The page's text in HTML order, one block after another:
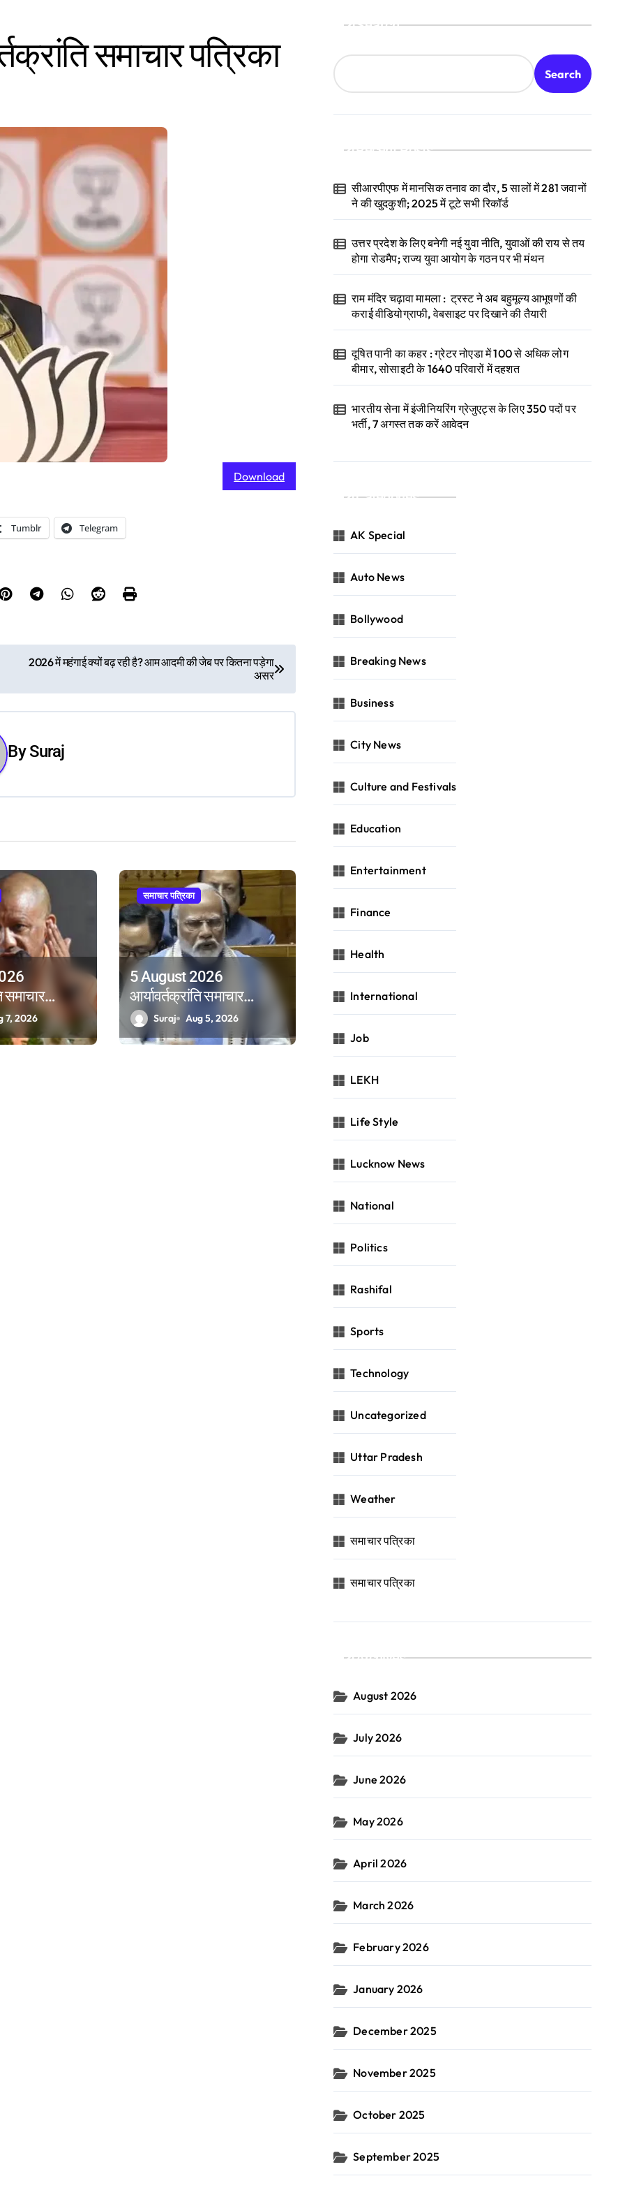
समाचार पत्रिका
Download
Tumblr Telegram
2026 में महंगाई क्यों बढ़ रही है? आम आदमी की जेब पर कितना पड़ेगा
असर
BySuraj
समाचार
7, 2026
समाचार पत्रिका
5 August 2026
आर्यावर्तक्रांति समाचार
पत्रिका
Suraj Aug 5, 2026
Search
Search
Recent Posts
सीआरपीएफ में मानसिक तनाव का दौर, 5 सालों में 281 जवानों
ने की खुदकुशी; 2025 में टूटे सभी रिकॉर्ड
उत्तर प्रदेश के लिए बनेगी नई युवा नीति, युवाओं की राय से तय
होगा रोडमैप; राज्य युवा आयोग के गठन पर भी मंथन
राम मंदिर चढ़ावा मामला : ट्रस्ट ने अब बहुमूल्य आभूषणों की
कराई वीडियोग्राफी, वेबसाइट पर दिखाने की तैयारी
दूषित पानी का कहर : ग्रेटर नोएडा में 100 से अधिक लोग
बीमार, सोसाइटी के 1640 परिवारों में दहशत
भारतीय सेना में इंजीनियरिंग ग्रेजुएट्स के लिए 350 पदों पर
भर्ती, 7 अगस्त तक करें आवेदन
Categories
AK Special
Auto News
Bollywood
Breaking News
Business
City News
Culture and Festivals
Education
Entertainment
Finance
Health
International
Job
LEKH
Life Style
Lucknow News
National
Politics
Rashifal
Sports
Technology
Uncategorized
Uttar Pradesh
Weather
समाचार पत्रिका
समाचार पत्रिका
Archives
August 2026
July 2026
June 2026
May 2026
April 2026
March 2026
February 2026
January 2026
December 2025
November 2025
October 2025
September 2025